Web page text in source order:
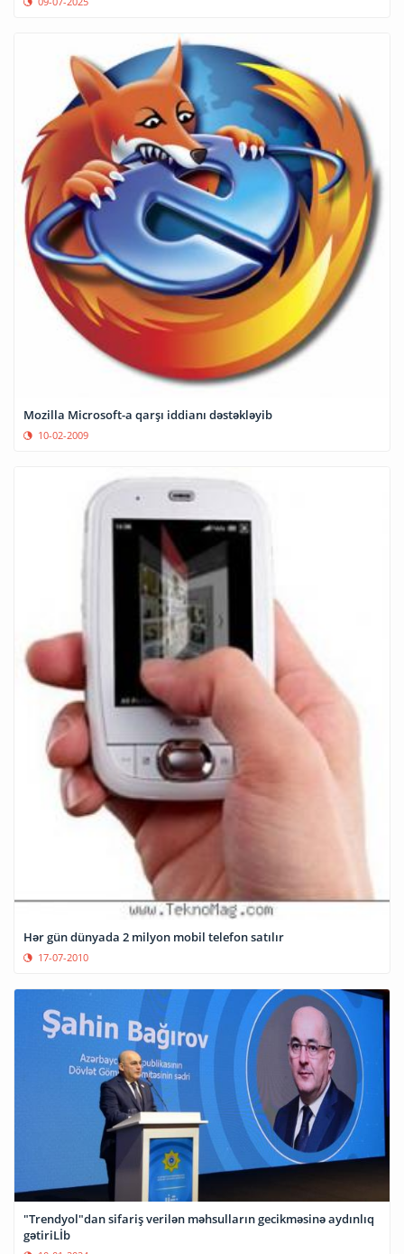
Mozilla Microsoft-a qarşı iddianı dəstəkləyib
10-02-2009
Hər gün dünyada 2 milyon mobil telefon satılır
17-07-2010
"Trendyol"dan sifariş verilən məhsulların gecikməsinə aydınlıq
gətiriLİb